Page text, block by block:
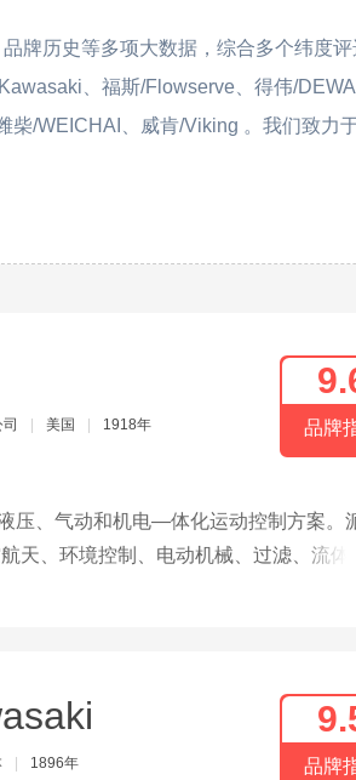
牌历史等多项大数据，综合多个纬度评
、福斯/Flowserve、得伟/
柴/WEICHAI、威肯/Viking 。我们致力
美国 1918年 品牌
压、气动和机电—体化运动控制方案。
天、环境控制、电动机械、过滤、流体
1896年 品牌